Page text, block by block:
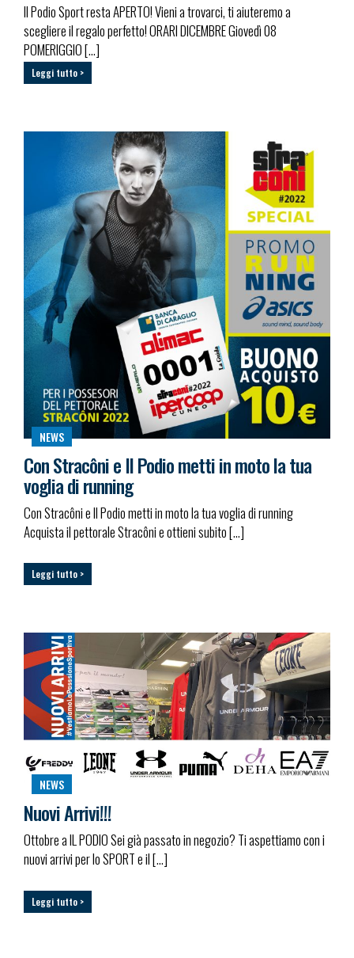
Il Podio Sport resta APERTO! Vieni a trovarci, ti aiuteremo a
scegliere il regalo perfetto! ORARI DICEMBRE Giovedì 08
POMERIGGIO […]
Leggi tutto >
NEWS
Con Stracôni e Il Podio metti in moto la tua
voglia di running
Con Stracôni e Il Podio metti in moto la tua voglia di running
Acquista il pettorale Stracôni e ottieni subito […]
Leggi tutto >
NEWS
Nuovi Arrivi!!!
Ottobre a IL PODIO Sei già passato in negozio? Ti aspettiamo con i
nuovi arrivi per lo SPORT e il […]
Leggi tutto >